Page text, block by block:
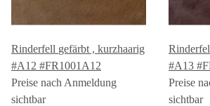
Rinderfell gefärbt , kurzhaarig
#A12 #FR1001A12
Preise nach Anmeldung
sichtbar
Rinderfell gefärbt ,
#A13
Preise
sichtbar